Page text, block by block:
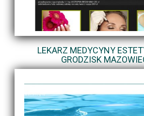
LEKARZ MEDYCYNY
GRODZISK